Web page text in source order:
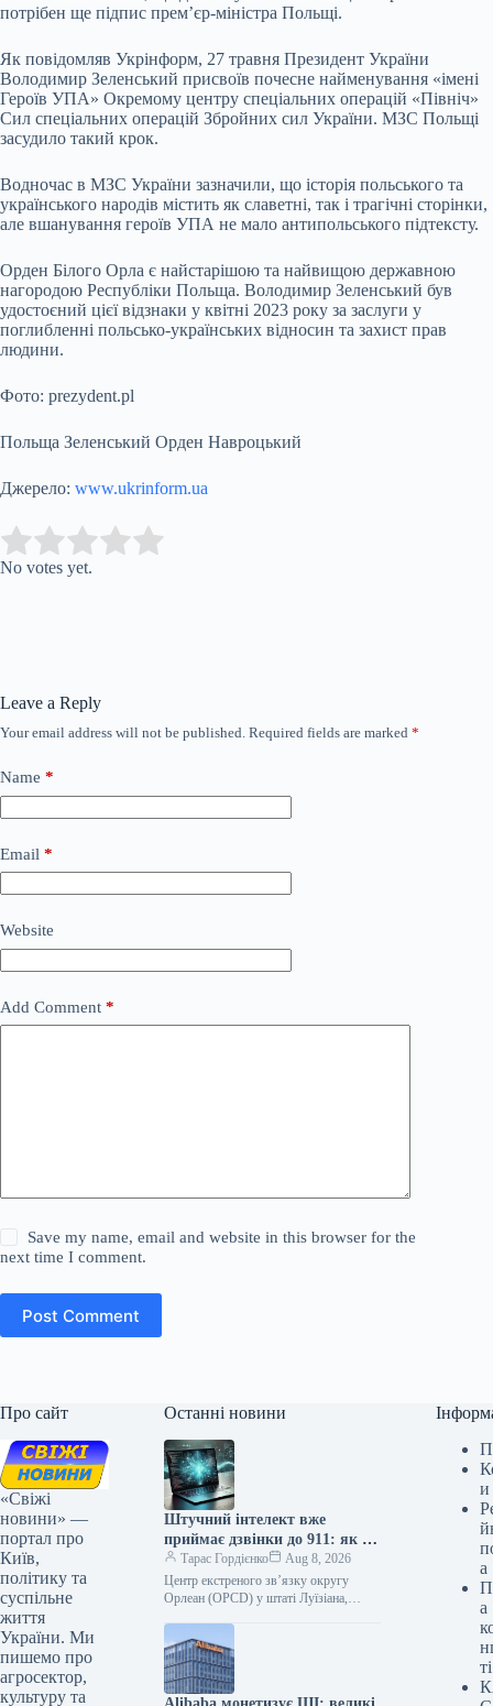
потрібен ще підпис прем’єр-міністра Польщі.
Як повідомляв Укрінформ, 27 травня Президент України
Володимир Зеленський присвоїв почесне найменування «імені
Героїв УПА» Окремому центру спеціальних операцій «Північ»
Сил спеціальних операцій Збройних сил України. МЗС Польщі
засудило такий крок.
Водночас в МЗС України зазначили, що історія польського та
українського народів містить як славетні, так і трагічні сторінки,
але вшанування героїв УПА не мало антипольського підтексту.
Орден Білого Орла є найстарішою та найвищою державною
нагородою Республіки Польща. Володимир Зеленський був
удостоєний цієї відзнаки у квітні 2023 року за заслуги у
поглибленні польсько-українських відносин та захист прав
людини.
Фото: prezydent.pl
Польща Зеленський Орден Навроцький
Джерело: www.ukrinform.ua
Rate this item:
No votes yet.
Leave a Reply
Your email address will not be published. Required fields are marked *
Name *
Email *
Website
Add Comment *
Save my name, email and website in this browser for the
next time I comment.
Post Comment
Про сайт
«Свіжі
новини» —
портал про
Київ,
політику та
суспільне
життя
України. Ми
пишемо про
агросектор,
культуру та
Останні новини
Штучний інтелект вже
приймає дзвінки до 911: як це
змінює порятунок життів
Тарас Гордієнко
Aug 8, 2026
Центр екстреного зв’язку округу
Орлеан (OPCD) у штаті Луїзіана,
911, інтегруючи…
и
а
а
ті